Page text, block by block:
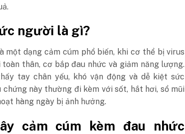
người là gì?
một dạng cảm cúm phổ biến, khi cơ thể bị virus
thân, cơ bắp đau nhức và giảm năng lượng.
tay chân yếu, khó vận động và dễ kiệt sức
chứng này thường đi kèm với sốt, hắt hơi, sổ mũi
hàng ngày bị ảnh hưởng.
cảm cúm kèm đau nhức